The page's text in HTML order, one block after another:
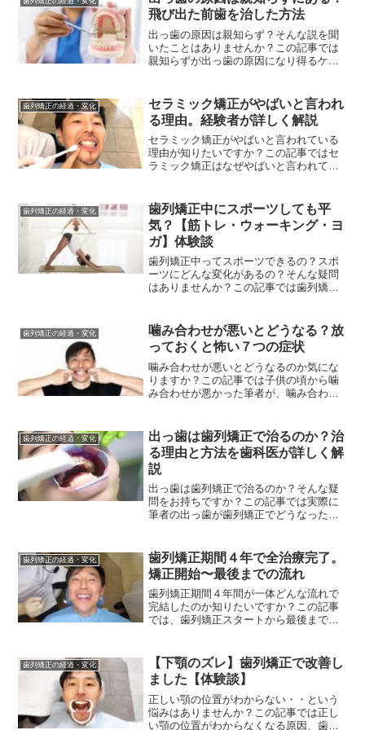
飛び出た前歯を治した方法
出っ歯の原因は親知らず？そんな説を聞
いたことはありませんか？この記事では
親知らずが出っ歯の原因になり得るケー
しています。親知らずが出っ歯の原因に
なる理由を知りたい方必見
歯列矯正の経過・変化
セラミック矯正がやばいと言われ
る理由。経験者が詳しく解説
セラミック矯正がやばいと言われている
理由が知りたいですか？この記事ではセ
ラミック矯正はなぜやばいと言われてい
す。セラミック矯正がやばいと言われる
理由が知りたい方必見です
歯列矯正の経過・変化
歯列矯正中にスポーツしても平
気？【筋トレ・ウォーキング・ヨ
ガ】体験談
歯列矯正中ってスポーツできるの？スポ
ーツにどんな変化があるの？そんな疑問
はありませんか？この記事では歯列矯正
ます。歯列矯正とスポーツの関係性に興
味のある方は必見です。
歯列矯正の経過・変化
噛み合わせが悪いとどうなる？放
っておくと怖い７つの症状
噛み合わせが悪いとどうなるのか気にな
りますか？この記事では子供の頃から噛
み合わせが悪かった筆者が、噛み合わせ
しています。噛み合わせが悪いとどうな
るのか知りたい方必見です
歯列矯正の経過・変化
出っ歯は歯列矯正で治るのか？治
る理由と方法を歯科医が詳しく解
説
出っ歯は歯列矯正で治るのか？そんな疑
問をお持ちですか？この記事では実際に
筆者の出っ歯が歯列矯正でどうなったの
しく解説いたします。出っ歯を歯列矯正
で治したいという方必見です
歯列矯正の経過・変化
歯列矯正期間４年で全治療完了。
矯正開始〜最後までの流れ
歯列矯正期間４年間が一体どんな流れで
完結したのか知りたいですか？この記事
では、歯列矯正スタートから最後までの
した。歯列矯正期間中の最初から最後ま
での流れがしりたい方必見
歯列矯正の経過・変化
【下顎のズレ】歯列矯正で改善し
ました【体験談】
正しい顎の位置がわからない・・という
悩みはありませんか？この記事では正し
い顎の位置がわからなくなる原因、歯列